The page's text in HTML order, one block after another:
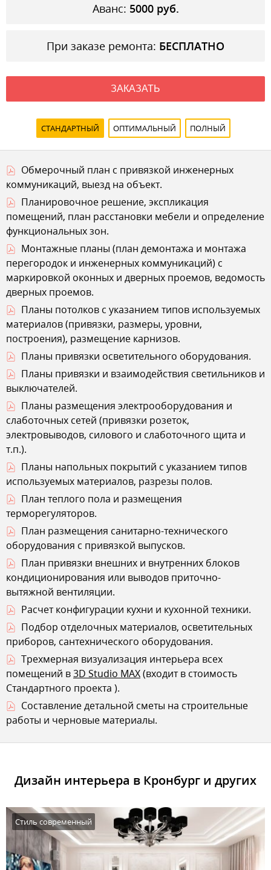
Аванс: 5000 руб.
При заказе ремонта: БЕСПЛАТНО
ЗАКАЗАТЬ
СТАНДАРТНЫЙ ОПТИМАЛЬНЫЙ ПОЛНЫЙ
Обмерочный план с привязкой инженерных
коммуникаций, выезд на объект.
Планировочное решение, экспликация
помещений, план расстановки мебели и определение
функциональных зон.
Монтажные планы (план демонтажа и монтажа
перегородок и инженерных коммуникаций) с
маркировкой оконных и дверных проемов, ведомость
дверных проемов.
Планы потолков с указанием типов используемых
материалов (привязки, размеры, уровни,
построения), размещение карнизов.
Планы привязки осветительного оборудования.
Планы привязки и взаимодействия светильников и
выключателей.
Планы размещения электрооборудования и
слаботочных сетей (привязки розеток,
электровыводов, силового и слаботочного щита и
т.п.).
Планы напольных покрытий с указанием типов
используемых материалов, разрезы полов.
План теплого пола и размещения
терморегуляторов.
План размещения санитарно-технического
оборудования с привязкой выпусков.
План привязки внешних и внутренних блоков
кондиционирования или выводов приточно-
вытяжной вентиляции.
Расчет конфигурации кухни и кухонной техники.
Подбор отделочных материалов, осветительных
приборов, сантехнического оборудования.
Трехмерная визуализация интерьера всех
помещений в3D Studio MAX(входит в стоимость
Стандартного проекта ).
Составление детальной сметы на строительные
работы и черновые материалы.
Дизайн интерьера в Кронбург и других
Стиль современный